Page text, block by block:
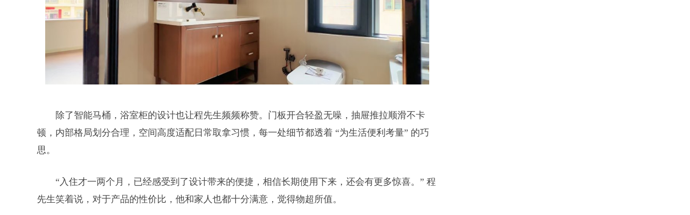
除了智能马桶，浴室柜的设计也让程先生频频称赞。门板开合轻盈无噪，抽屉推拉顺滑不卡
顿，内部格局划分合理，空间高度适配日常取拿习惯，每一处细节都透着 “为生活便利考量” 的巧
思。
“入住才一两个月，已经感受到了设计带来的便捷，相信长期使用下来，还会有更多惊喜。” 程
先生笑着说，对于产品的性价比，他和家人也都十分满意，觉得物超所值。